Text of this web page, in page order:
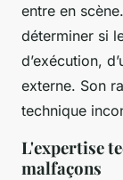
entre en
déterminer si
d’exécution,
externe. Son
technique
L'expertise
malfaçons